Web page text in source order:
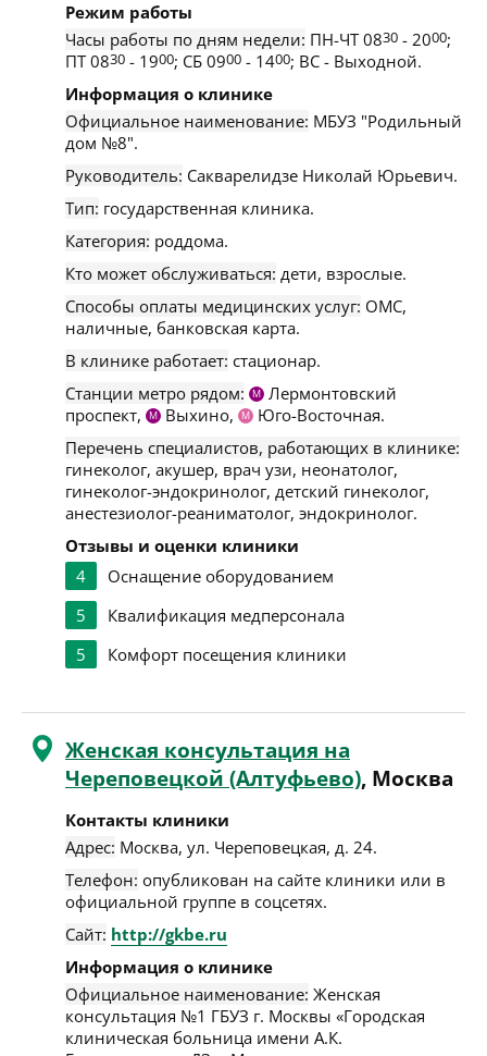
Режим работы
Часы работы по дням недели: ПН-ЧТ 0830 - 2000;
ПТ 0830 - 1900; СБ 0900 - 1400; ВС - Выходной.
Информация о клинике
Официальное наименование: МБУЗ "Родильный
дом №8".
Руководитель: Сакварелидзе Николай Юрьевич.
Тип: государственная клиника.
Категория: роддома.
Кто может обслуживаться: дети, взрослые.
Способы оплаты медицинских услуг: ОМС,
наличные, банковская карта.
В клинике работает: стационар.
Станции метро рядом:
М Лермонтовский
проспект,
М Выхино, М
Юго-Восточная.
Перечень специалистов, работающих в клинике:
гинеколог, акушер, врач узи, неонатолог,
гинеколог-эндокринолог, детский гинеколог,
анестезиолог-реаниматолог, эндокринолог.
Отзывы и оценки клиники
4
Оснащение оборудованием
5
Квалификация медперсонала
5
Комфорт посещения клиники
Женская консультация на
Череповецкой (Алтуфьево), Москва
Контакты клиники
Адрес: Москва, ул. Череповецкая, д. 24.
Телефон: опубликован на сайте клиники или в
официальной группе в соцсетях.
Сайт: http://gkbe.ru
Информация о клинике
Официальное наименование: Женская
консультация №1 ГБУЗ г. Москвы «Городская
клиническая больница имени А.К.